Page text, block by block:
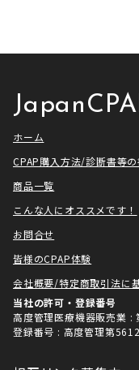
ク様は長い歴史があり、
ホーム
CPAP購入方法/診断書等
商品一覧
こんな人にオススメです！
お問合せ
皆様のCPAP体験
会社概要/特定商取引法に
当社の許可・登録番号
高度管理医療機器販売業 :
登録番号 : 高度管理第